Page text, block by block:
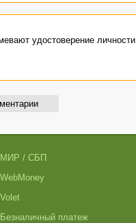
удостоверение личности
МИР / СБП
WebMoney
Volet
Безналичный платеж